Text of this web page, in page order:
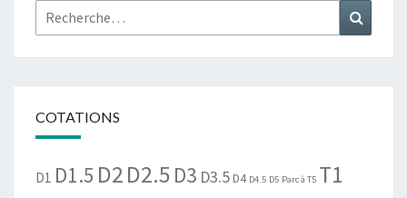
Rechercher :
COTATIONS
D1 D1.5 D2D2.5 D3 D3.5 D4 D4.5 D5 Parc à T5 T1